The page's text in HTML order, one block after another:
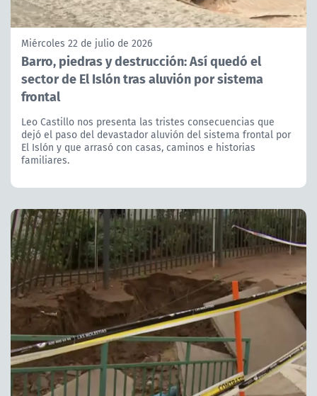
Miércoles 22 de julio de 2026
Barro, piedras y destrucción: Así quedó el
sector de El Islón tras aluvión por sistema
frontal
Leo Castillo nos presenta las tristes consecuencias que
dejó el paso del devastador aluvión del sistema frontal por
El Islón y que arrasó con casas, caminos e historias
familiares.